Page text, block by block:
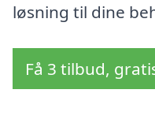
løsning til dine
Få 3 tilbud,